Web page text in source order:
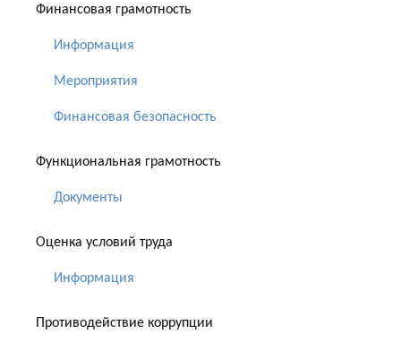
Финансовая грамотность
Информация
Мероприятия
Финансовая безопасность
Функциональная грамотность
Документы
Оценка условий труда
Информация
Противодействие коррупции